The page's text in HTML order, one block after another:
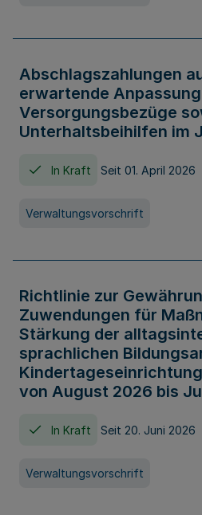
Abschlagszahlungen
erwartende
Versorgungsbezüge
Unterhaltsbeihilfen im
In Kraft Seit 01. April 2026
Verwaltungsvorschrift
Richtlinie zur
Zuwendungen für
Stärkung der
sprachlichen
von August 2026 bis
In Kraft Seit 20. Juni 2026
Verwaltungsvorschrift